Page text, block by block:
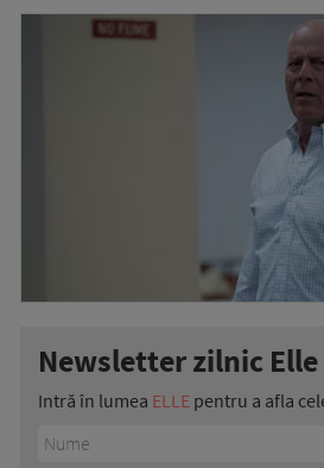
Newsletter zilnic Elle
Intră în lumea ELLE pentru a afla